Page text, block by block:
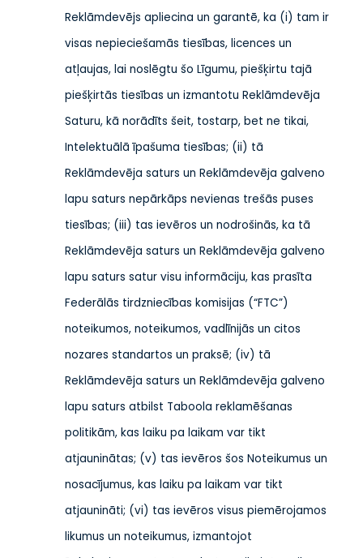
Reklāmdevējs apliecina un garantē, ka (i) tam ir
visas nepieciešamās tiesības, licences un
atļaujas, lai noslēgtu šo Līgumu, piešķirtu tajā
piešķirtās tiesības un izmantotu Reklāmdevēja
Saturu, kā norādīts šeit, tostarp, bet ne tikai,
Intelektuālā īpašuma tiesības; (ii) tā
Reklāmdevēja saturs un Reklāmdevēja galveno
lapu saturs nepārkāps nevienas trešās puses
tiesības; (iii) tas ievēros un nodrošinās, ka tā
Reklāmdevēja saturs un Reklāmdevēja galveno
lapu saturs satur visu informāciju, kas prasīta
Federālās tirdzniecības komisijas (“FTC”)
noteikumos, noteikumos, vadlīnijās un citos
nozares standartos un praksē; (iv) tā
Reklāmdevēja saturs un Reklāmdevēja galveno
lapu saturs atbilst Taboola reklamēšanas
politikām, kas laiku pa laikam var tikt
atjauninātas; (v) tas ievēros šos Noteikumus un
nosacījumus, kas laiku pa laikam var tikt
atjaunināti; (vi) tas ievēros visus piemērojamos
likumus un noteikumus, izmantojot